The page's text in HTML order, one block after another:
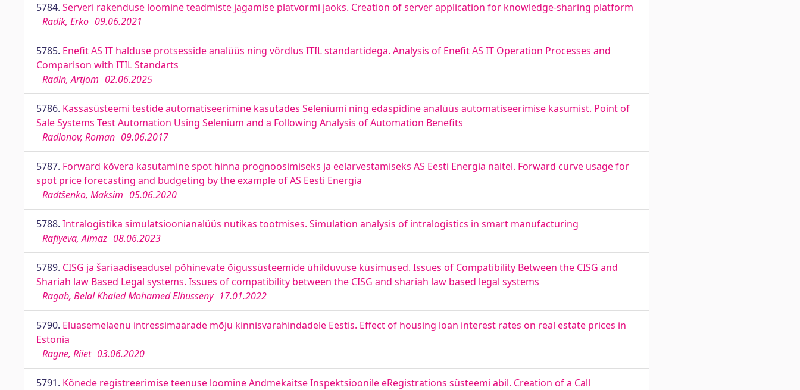
5784. Serveri rakenduse loomine teadmiste jagamise platvormi jaoks. Creation of server application for knowledge-sharing platform
Radik, Erko 09.06.2021
5785. Enefit AS IT halduse protsesside analüüs ning võrdlus ITIL standartidega. Analysis of Enefit AS IT Operation Processes and
Comparison with ITIL Standarts
Radin, Artjom 02.06.2025
5786. Kassasüsteemi testide automatiseerimine kasutades Seleniumi ning edaspidine analüüs automatiseerimise kasumist. Point of
Sale Systems Test Automation Using Selenium and a Following Analysis of Automation Benefits
Radionov, Roman 09.06.2017
5787. Forward kõvera kasutamine spot hinna prognoosimiseks ja eelarvestamiseks AS Eesti Energia näitel. Forward curve usage for
spot price forecasting and budgeting by the example of AS Eesti Energia
Radtšenko, Maksim 05.06.2020
5788. Intralogistika simulatsioonianalüüs nutikas tootmises. Simulation analysis of intralogistics in smart manufacturing
Rafiyeva, Almaz 08.06.2023
5789. CISG ja šariaadiseadusel põhinevate õigussüsteemide ühilduvuse küsimused. Issues of Compatibility Between the CISG and
Shariah law Based Legal systems. Issues of compatibility between the CISG and shariah law based legal systems
Ragab, Belal Khaled Mohamed Elhusseny 17.01.2022
5790. Eluasemelaenu intressimäärade mõju kinnisvarahindadele Eestis. Effect of housing loan interest rates on real estate prices in
Estonia
Ragne, Riiet 03.06.2020
5791. Kõnede registreerimise teenuse loomine Andmekaitse Inspektsioonile eRegistrations süsteemi abil. Creation of a Call